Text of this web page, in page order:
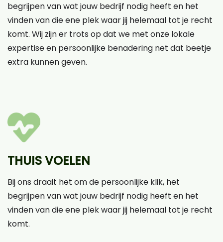
begrijpen van wat jouw bedrijf nodig heeft en het
vinden van die ene plek waar jij helemaal tot je recht
komt. Wij zijn er trots op dat we met onze lokale
expertise en persoonlijke benadering net dat beetje
extra kunnen geven.
THUIS VOELEN
Bij ons draait het om de persoonlijke klik, het
begrijpen van wat jouw bedrijf nodig heeft en het
vinden van die ene plek waar jij helemaal tot je recht
komt.